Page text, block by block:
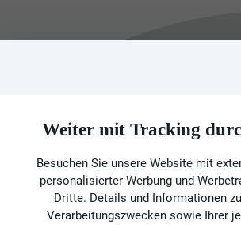
Weiter mit Tracking
Besuchen Sie unsere Website mit
personalisierter Werbung und
Dritte. Details und Informationen
Verarbeitungszwecken sowie Ihrer